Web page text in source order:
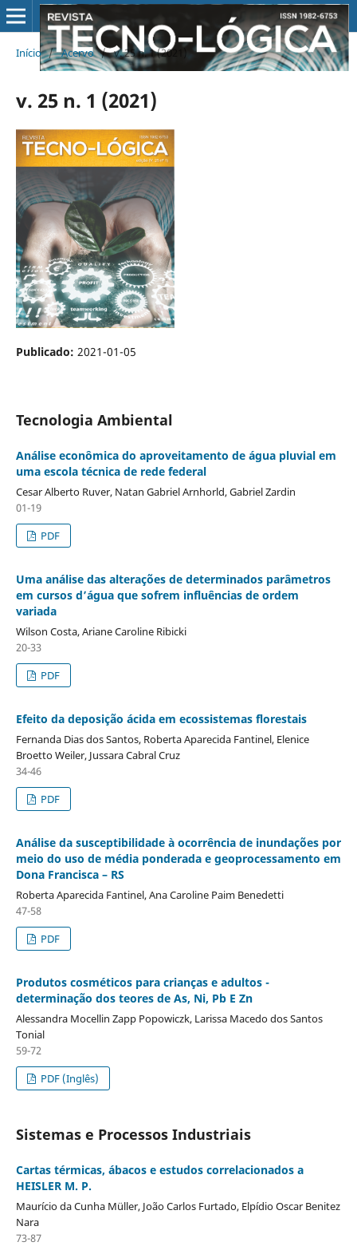
Início / Acervo / v. 25 n. 1 (2021)
v. 25 n. 1 (2021)
Publicado: 2021-01-05
Tecnologia Ambiental
Análise econômica do aproveitamento de água pluvial em
uma escola técnica de rede federal
Cesar Alberto Ruver, Natan Gabriel Arnhorld, Gabriel Zardin
01-19
PDF
Uma análise das alterações de determinados parâmetros
em cursos d’água que sofrem influências de ordem
variada
Wilson Costa, Ariane Caroline Ribicki
20-33
PDF
Efeito da deposição ácida em ecossistemas florestais
Fernanda Dias dos Santos, Roberta Aparecida Fantinel, Elenice
Broetto Weiler, Jussara Cabral Cruz
34-46
PDF
Análise da susceptibilidade à ocorrência de inundações por
meio do uso de média ponderada e geoprocessamento em
Dona Francisca – RS
Roberta Aparecida Fantinel, Ana Caroline Paim Benedetti
47-58
PDF
Produtos cosméticos para crianças e adultos -
determinação dos teores de As, Ni, Pb E Zn
Alessandra Mocellin Zapp Popowiczk, Larissa Macedo dos Santos
Tonial
59-72
PDF (Inglês)
Sistemas e Processos Industriais
Cartas térmicas, ábacos e estudos correlacionados a
HEISLER M. P.
Maurício da Cunha Müller, João Carlos Furtado, Elpídio Oscar Benitez
Nara
73-87